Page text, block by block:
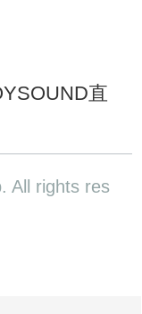
直
All rights res